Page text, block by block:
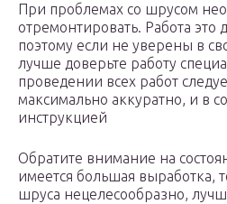
При проблемах со шрусом
отремонтировать. Работа это
поэтому если не уверены в
лучше доверьте работу
проведении всех работ
максимально аккуратно, и в
инструкцией
Обратите внимание на
имеется большая выработка,
шруса нецелесообразно,